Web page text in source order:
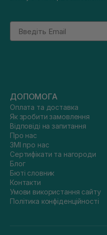
Email
ДОПОМОГА
Оплата та доставка
Як зробити замовлення
Відповіді на запитання
Про нас
ЗМІ про нас
Сертифікати та нагороди
Блог
Бюті словник
Контакти
Умови використання сайту
Політика конфіденційності